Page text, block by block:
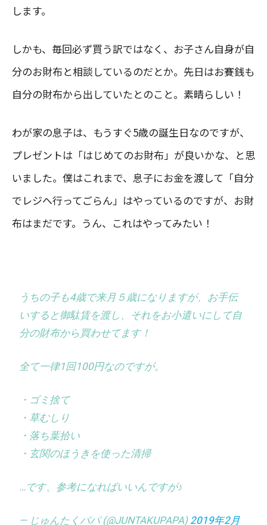
します。
しかも、毎回必ず買う訳ではなく、お子さん自身が自
分のお財布と相談しているのだとか。先日はお賽銭も
自分の財布から出していたとのこと。素晴らしい！
わが家の息子は、もうすぐ5歳の誕生日なのですが、
プレゼントは「はじめてのお財布」が良いかな、と思
いました。僕はこれまで、息子にお金を渡して「自分
でレジへ行ってごらん」はやっているのですが、お財
布はまだです。うん、これはやってみたい！
うちの子も4歳で来月５歳になりますが、お手伝
いすると御駄賃を渡し、それをお小遣いにして自
分の財布から買わせてます！
全て一律1回100円なのですが。
・ゴミ捨て
・草むしり
・落ち葉拾い
・玄関のほうきを使った清掃
…です、参考になればいいんですが♪
— じゅんたくパパ (@JUNTAKUPAPA) 2019年2月